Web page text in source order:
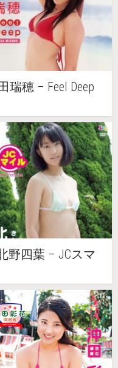
瑞穂 – Feel Deep
野四葉 – JCスマ